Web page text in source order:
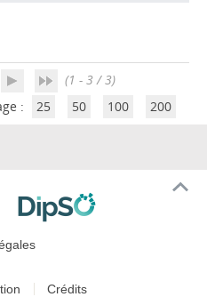
(1 - 3 / 3)
:
25 50 100 200
Crédits